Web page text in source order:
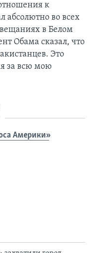
к
абсолютно во всех
в Белом
Обама сказал, что
Это
за всю мою
Америки»